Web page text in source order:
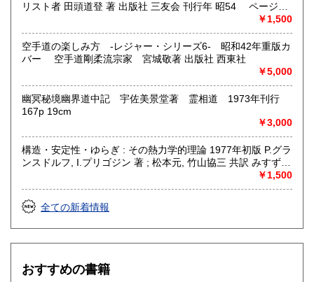
リスト者 田頭道登 著 出版社 三友会 刊行年 昭54 ページ数
￥1,500
空手道の楽しみ方 -レジャー・シリーズ6- 昭和42年重版カ
バー 空手道剛柔流宗家 宮城敬著 出版社 西東社
￥5,000
幽冥秘境幽界道中記 宇佐美景堂著 霊相道 1973年刊行
167p 19cm
￥3,000
構造・安定性・ゆらぎ : その熱力学的理論 1977年初版 P.グラ
ンスドルフ, I.プリゴジン 著 ; 松本元, 竹山協三 共訳 みすず書
房〈熱力学の方法を、平衡はもとより非線形性や不安定性を
も含むあらゆる現象へ拡張できないであろうか？ ……新し
い「構造」は常に不安定性の結果として出現する。すなわち
それはゆらぎから生じるものである。ふつうはゆらぎが生じ
びつけ、ゆらぎの巨視的理論を包含する一般化された熱力学
を作り上げなくてはならない。〉散逸構造の理論で、1977
￥1,500
全ての新着情報
おすすめの書籍